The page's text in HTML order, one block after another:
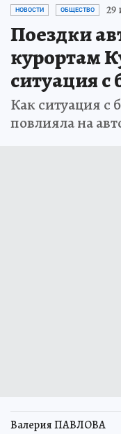
НОВОСТИ ОБЩЕСТВО 29
Поездки
курортам
ситуация
Как ситуация с
повлияла на
Валерия ПАВЛОВА